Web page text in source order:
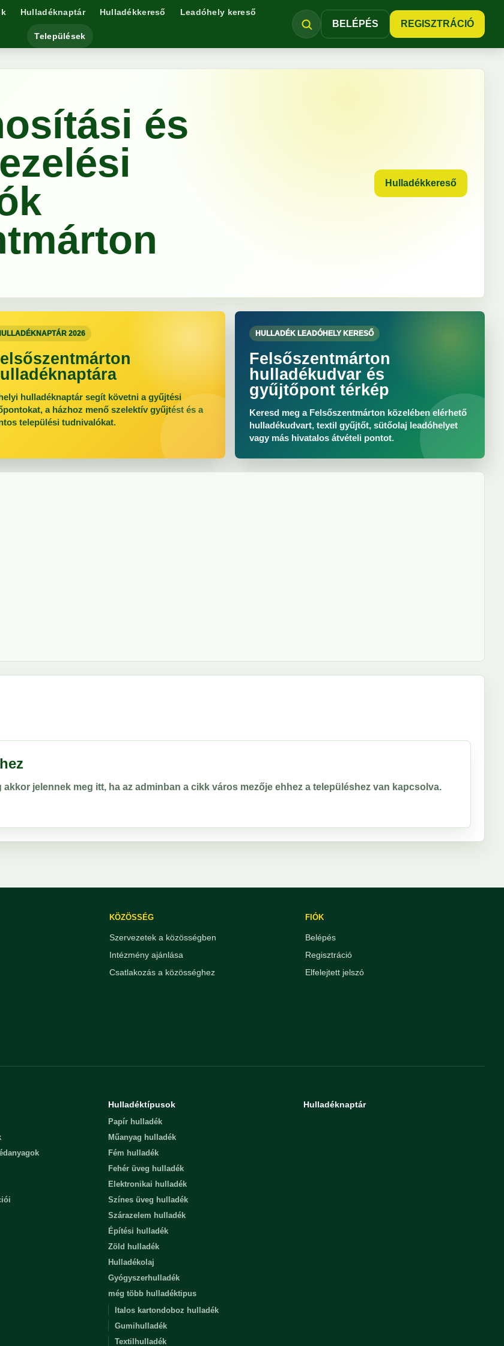
Hulladéknaptár Hulladékkereső Leadóhely kereső
Települések
BELÉPÉS REGISZTRÁCIÓ
és
Hulladékkereső
2026
hulladéknaptár segít követni a gyűjtési
a házhoz menő szelektív gyűjtést és a
települési tudnivalókat.
HULLADÉK LEADÓHELY KERESŐ
Felsőszentmárton
hulladékudvar és
gyűjtőpont térkép
Keresd meg a Felsőszentmárton közelében elérhető
hulladékudvart, textil gyűjtőt, sütőolaj leadóhelyet
vagy más hivatalos átvételi pontot.
jelennek meg itt, ha az adminban a cikk város mezője ehhez a településhez van kapcsolva.
KÖZÖSSÉG
Szervezetek a közösségben
Intézmény ajánlása
Csatlakozás a közösséghez
FIÓK
Belépés
Regisztráció
Elfelejtett jelszó
Hulladéktípusok
Papír hulladék
Műanyag hulladék
Fém hulladék
Fehér üveg hulladék
Elektronikai hulladék
Színes üveg hulladék
Szárazelem hulladék
Építési hulladék
Zöld hulladék
Hulladékolaj
Gyógyszerhulladék
még több hulladéktipus
Italos kartondoboz hulladék
Gumihulladék
Textilhulladék
Hulladéknaptár